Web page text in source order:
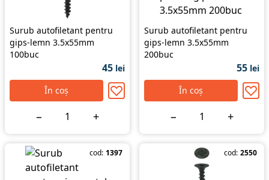
Surub autofiletant pentru
gips-lemn 3.5x55mm
100buc
45 lei
În coș
− +
Surub autofiletant pentru
gips-lemn 3.5x55mm
200buc
55 lei
În coș
− +
cod: 1397 cod: 2550